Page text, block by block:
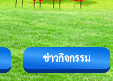
ข่าวกิจกรรม